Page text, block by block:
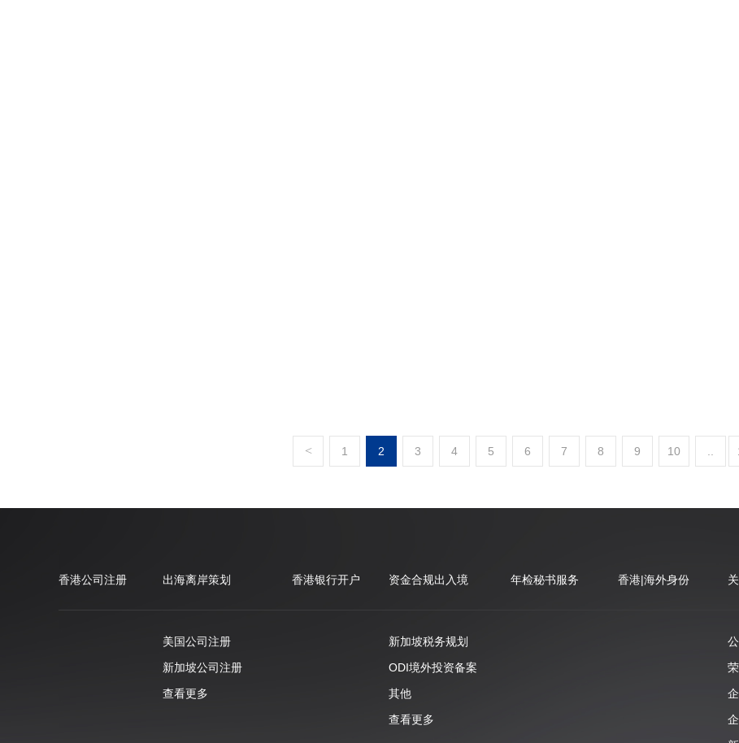
< 1 2 3 4 5 6 7 8 9 10
香港公司注册 出海离岸策划
美国公司注册
新加坡公司注册
查看更多
香港银行开户 资金合规出入境
新加坡税务规划
ODI境外投资备案
其他
查看更多
年检秘书服务 香港|海外身份